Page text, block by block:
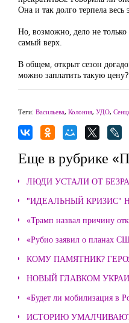
Она и так долго терпела
Но, возможно, дело не только
самый верх.
В общем, открыт сезон
можно заплатить такую цену?
Теги: Васильева, Колония, УДО,
Еще в рубрике
ЛЮДИ УСТАЛИ ОТ
"ИДЕАЛЬНЫЙ КРИЗИС"
«Трамп назвал причину
«Рубио заявил о планах
КОМУ ПАМЯТНИК?
НОВЫЙ ГЛАВКОМ
«Будет ли мобилизация в
ИСТОРИЮ